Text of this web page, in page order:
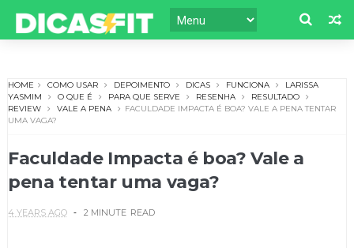
HOME COMO USAR DEPOIMENTO DICAS FUNCIONA
LARISSA
YASMIM
O QUE É PARA QUE SERVE RESENHA
RESULTADO
REVIEW
VALE A PENA
FACULDADE IMPACTA É BOA? VALE A PENA TENTAR
UMA VAGA?
Faculdade Impacta é boa? Vale a
pena tentar uma vaga?
4 YEARS AGO 2 MINUTE READ